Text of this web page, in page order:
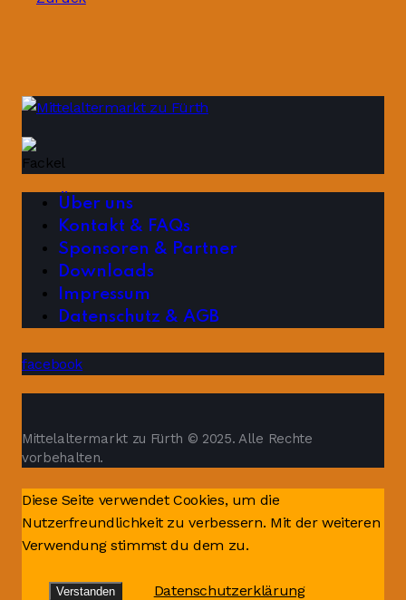
Über uns
Kontakt & FAQs
Sponsoren & Partner
Downloads
Impressum
Datenschutz & AGB
facebook
Mittelaltermarkt zu Fürth © 2025. Alle Rechte
vorbehalten.
Diese Seite verwendet Cookies, um die
Nutzerfreundlichkeit zu verbessern. Mit der weiteren
Verwendung stimmst du dem zu.
Verstanden Datenschutzerklärung